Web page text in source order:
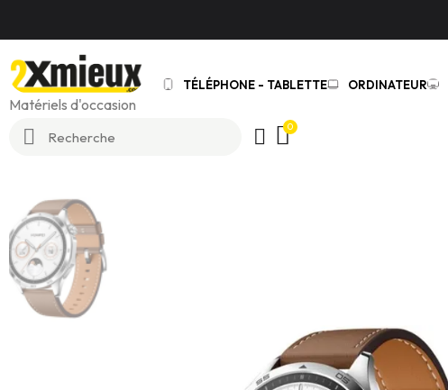
Matériels d'occasion
TÉLÉPHONE - TABLETTE ORDINATEUR